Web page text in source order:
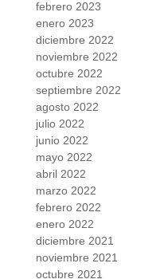
febrero 2023
enero 2023
diciembre 2022
noviembre 2022
octubre 2022
septiembre 2022
agosto 2022
julio 2022
junio 2022
mayo 2022
abril 2022
marzo 2022
febrero 2022
enero 2022
diciembre 2021
noviembre 2021
octubre 2021